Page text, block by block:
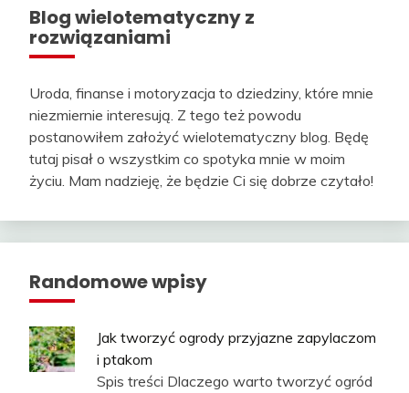
Blog wielotematyczny z
rozwiązaniami
Uroda, finanse i motoryzacja to dziedziny, które mnie
niezmiernie interesują. Z tego też powodu
postanowiłem założyć wielotematyczny blog. Będę
tutaj pisał o wszystkim co spotyka mnie w moim
życiu. Mam nadzieję, że będzie Ci się dobrze czytało!
Randomowe wpisy
Jak tworzyć ogrody przyjazne zapylaczom
i ptakom
Spis treści Dlaczego warto tworzyć ogród